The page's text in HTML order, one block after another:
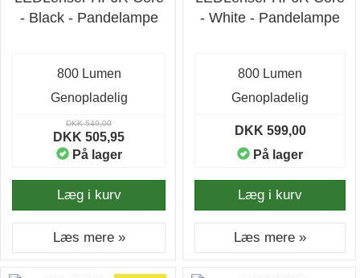
- Black - Pandelampe
800 Lumen
Genopladelig
DKK 549,00
DKK 505,95
På lager
Læg i kurv
Læs mere »
- White - Pandelampe
800 Lumen
Genopladelig
DKK 599,00
På lager
Læg i kurv
Læs mere »